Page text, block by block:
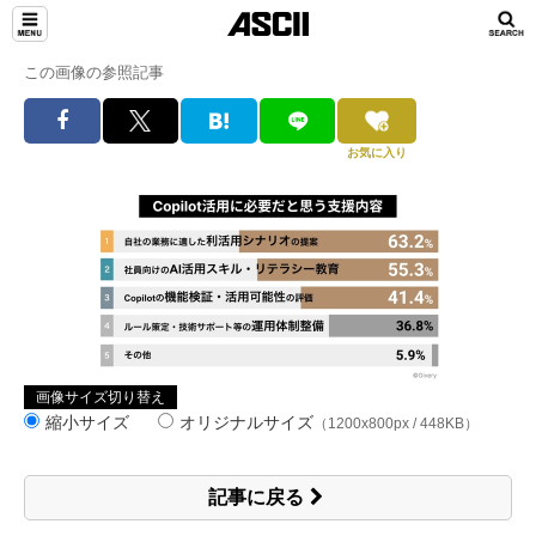
この画像の参照記事
お気に入り
画像サイズ切り替え
縮小サイズ オリジナルサイズ （1200x800px / 448KB）
記事に戻る